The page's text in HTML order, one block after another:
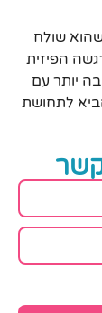
שולח
הפיזית
יותר עם
לתחושת